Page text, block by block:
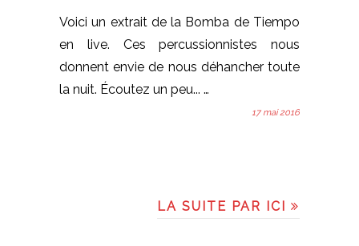
Voici un extrait de la Bomba de Tiempo
en live. Ces percussionnistes nous
donnent envie de nous déhancher toute
la nuit. Écoutez un peu... …
17 mai 2016
LA SUITE PAR ICI